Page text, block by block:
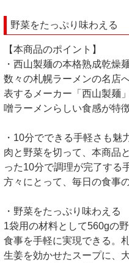
野菜をたっぷり味わえる
【本商品のポイント】
・西山製麺の本格熟成乾燥
数々の札幌ラーメンの名店
表するメーカー「西山製麺
噌ラーメンらしい食感が特徴
・10分でできる手軽さも魅
肉と野菜を切って、本商品
った10分で調理が完了する
方々にとって、毎日の食事
・野菜をたっぷり味わえる
1袋用の材料として560gの
食事を手軽に実現できる。
生姜を効かせたスープに、